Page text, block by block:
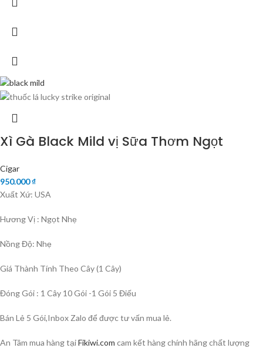
Xì Gà Black Mild vị Sữa Thơm Ngọt
Cigar
950.000₫
Xuất Xứ: USA
Hương Vị : Ngọt Nhẹ
Nồng Độ: Nhẹ
Giá Thành Tính Theo Cây (1 Cây)
Đóng Gói : 1 Cây 10 Gói -1 Gói 5 Điếu
Bán Lẻ 5 Gói,Inbox Zalo để được tư vấn mua lẻ.
An Tâm mua hàng tạiFikiwi.com cam kết hàng chính hãng chất lượng